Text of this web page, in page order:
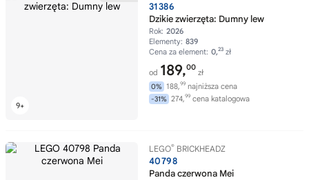
31386
Dzikie zwierzęta: Dumny lew
Rok: 2026
Elementy: 839
Cena za element: 0,23 zł
od 189,00
zł
0% 188,99 najniższa cena
-31% 274,99 cena katalogowa
LEGO® BRICKHEADZ
40798
Panda czerwona Mei